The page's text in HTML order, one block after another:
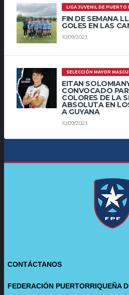
LIGA JUVENIL DE PUERTO
FIN DE SEMANA
GOLES EN LAS
10/09/2023
SELECCIÓN MAYOR
EITAN
CONVOCADO
COLORES DE LA
ABSOLUTA EN
A GUYANA
10/09/2023
CONTÁCTANOS
FEDERACIÓN PUERTORRIQUEÑA